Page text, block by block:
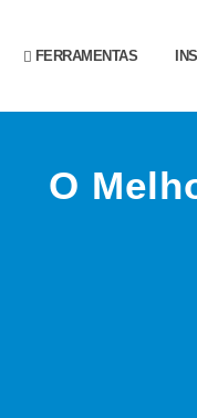
FERRAMENTAS
O